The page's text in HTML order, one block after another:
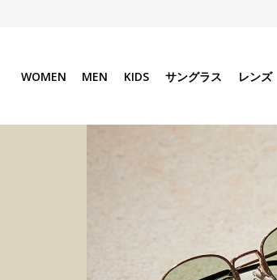
WOMEN MEN KIDS サングラス レンズ